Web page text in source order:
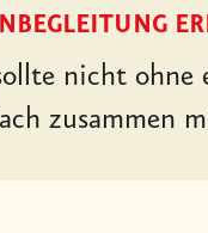
nicht
zusammen